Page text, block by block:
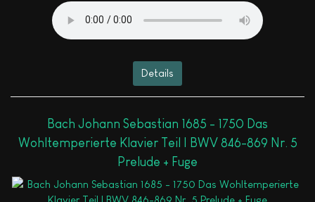
Details
Bach Johann Sebastian 1685 - 1750 Das
Wohltemperierte Klavier Teil I BWV 846-869 Nr. 5
Prelude + Fuge